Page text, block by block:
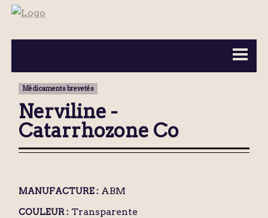
BOUTEILLES ▼
MA COLLECTION
Médicaments brevetés
Nerviline -
Catarrhozone Co
MANUFACTURE : ABM
COULEUR : Transparente